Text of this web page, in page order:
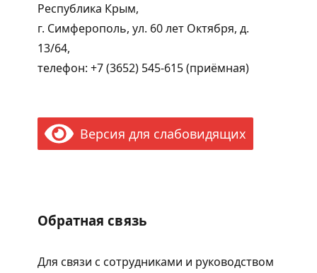
Республика Крым,
г. Симферополь, ул. 60 лет Октября, д.
13/64,
телефон: +7 (3652) 545-615 (приёмная)
Версия для слабовидящих
Обратная связь
Для связи с сотрудниками и руководством